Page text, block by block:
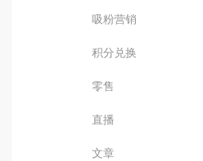
吸粉营销
积分兑换
零售
直播
文章